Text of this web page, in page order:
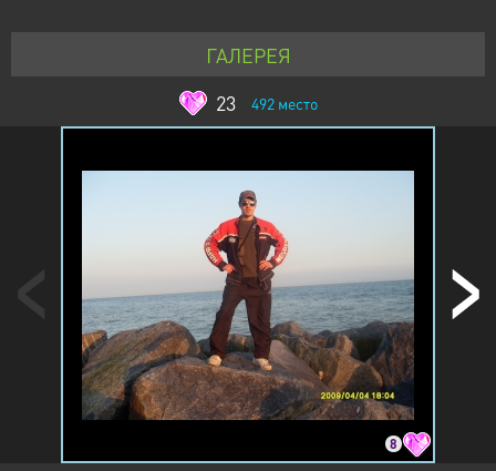
ГАЛЕРЕЯ
23
492место
8